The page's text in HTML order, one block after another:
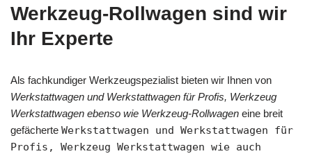
Werkzeug-Rollwagen sind wir
Ihr Experte
Als fachkundiger Werkzeugspezialist bieten wir Ihnen von
Werkstattwagen und Werkstattwagen für Profis, Werkzeug
Werkstattwagen ebenso wie Werkzeug-Rollwagen eine breit
gefächerte Werkstattwagen und Werkstattwagen für
Profis, Werkzeug Werkstattwagen wie auch